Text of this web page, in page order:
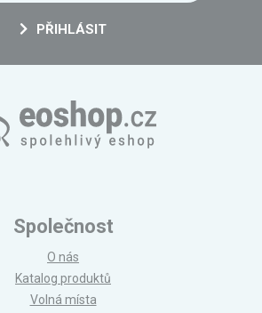
PŘIHLÁSIT
Společnost
O nás
Katalog produktů
Volná místa